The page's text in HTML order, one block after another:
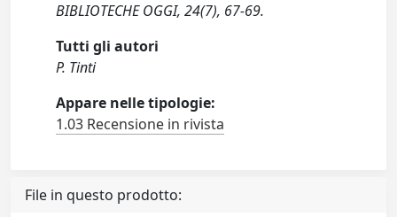
BIBLIOTECHE OGGI, 24(7), 67-69.
Tutti gli autori
P. Tinti
Appare nelle tipologie:
1.03 Recensione in rivista
File in questo prodotto: